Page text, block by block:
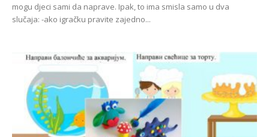
mogu djeci sami da naprave. Ipak, to ima smisla samo u dva
slučaja: -ako igračku pravite zajedno...